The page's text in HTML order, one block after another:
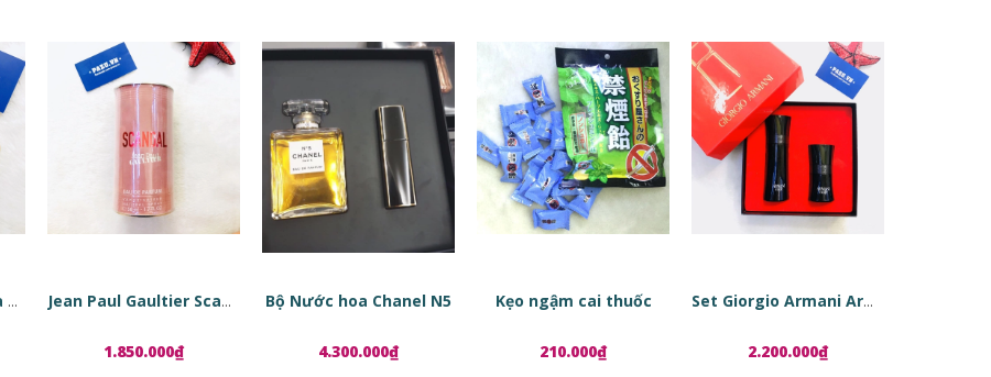
Tinh chất phục hồi da dạng viên nang Estée Lauder Advanced Night Repair Ampoules Jean Paul Gaultier Scandal EDP
1.850.000₫
Bộ Nước hoa Chanel N5
4.300.000₫
Kẹo ngậm cai thuốc
210.000₫
Set Giorgio Armani Armani Code
2.200.000₫